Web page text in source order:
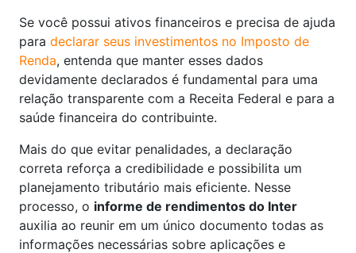
Se você possui ativos financeiros e precisa de ajuda
para declarar seus investimentos no Imposto de
Renda, entenda que manter esses dados
devidamente declarados é fundamental para uma
relação transparente com a Receita Federal e para a
saúde financeira do contribuinte.
Mais do que evitar penalidades, a declaração
correta reforça a credibilidade e possibilita um
planejamento tributário mais eficiente. Nesse
processo, o informe de rendimentos do Inter
auxilia ao reunir em um único documento todas as
informações necessárias sobre aplicações e